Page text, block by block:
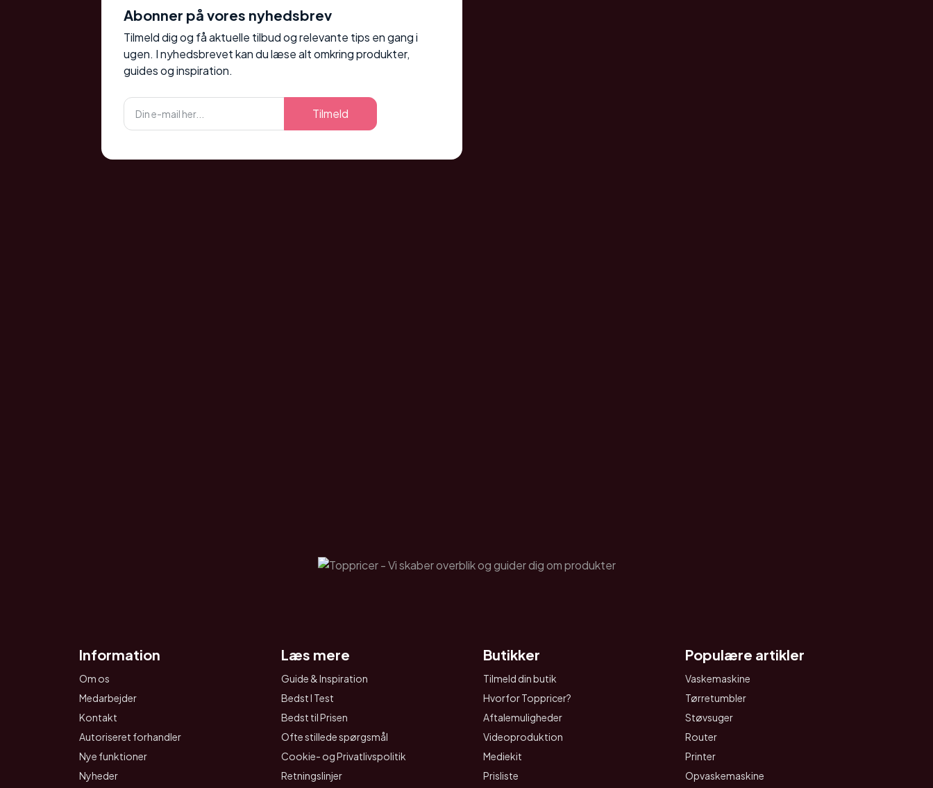
Abonner på vores nyhedsbrev
Tilmeld dig og få aktuelle tilbud og relevante tips en gang i
ugen. I nyhedsbrevet kan du læse alt omkring produkter,
guides og inspiration.
Tilmeld
Information
Om os
Medarbejder
Kontakt
Autoriseret forhandler
Nye funktioner
Nyheder
Læs mere
Guide & Inspiration
Bedst I Test
Bedst til Prisen
Ofte stillede spørgsmål
Cookie- og Privatlivspolitik
Retningslinjer
Butikker
Tilmeld din butik
Hvorfor Toppricer?
Aftalemuligheder
Videoproduktion
Mediekit
Prisliste
Populære artikler
Vaskemaskine
Tørretumbler
Støvsuger
Router
Printer
Opvaskemaskine